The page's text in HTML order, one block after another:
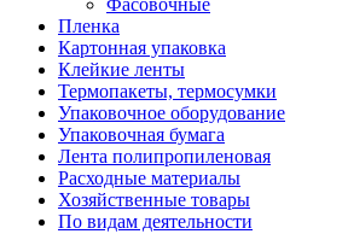
Фасовочные
Пленка
Картонная упаковка
Клейкие ленты
Термопакеты, термосумки
Упаковочное оборудование
Упаковочная бумага
Лента полипропиленовая
Расходные материалы
Хозяйственные товары
По видам деятельности